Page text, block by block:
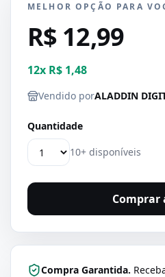
MELHOR OPÇÃO PARA
R$ 12,99
12x R$ 1,48
Vendido porALADDIN
Quantidade
10+ disponíveis
Comprar
Compra Garantida.